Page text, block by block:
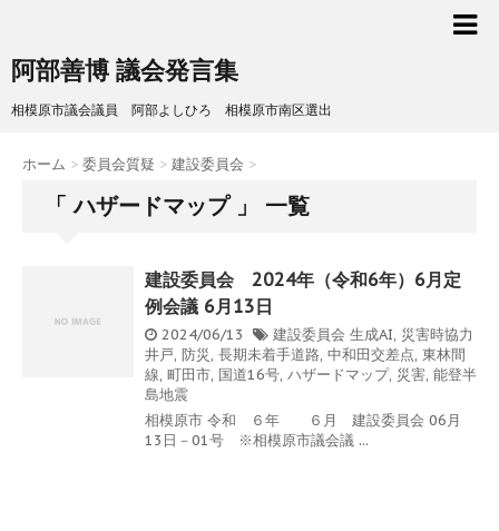
阿部善博 議会発言集
相模原市議会議員 阿部よしひろ 相模原市南区選出
ホーム > 委員会質疑 > 建設委員会 >
「 ハザードマップ 」 一覧
建設委員会 2024年（令和6年）6月定
例会議 6月13日
2024/06/13 建設委員会 生成AI, 災害時協力
井戸, 防災, 長期未着手道路, 中和田交差点, 東林間
線, 町田市, 国道16号, ハザードマップ, 災害, 能登半
島地震
相模原市 令和 ６年 ６月 建設委員会 06月
13日－01号 ※相模原市議会議 ...